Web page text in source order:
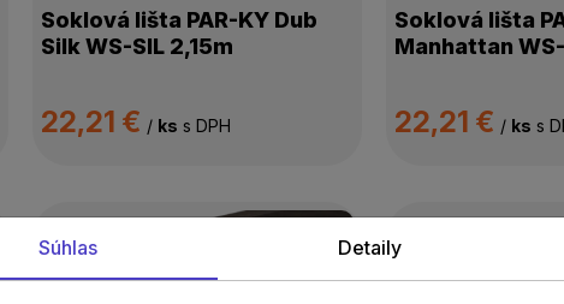
Soklová lišta PAR-KY Dub
Silk WS-SIL 2,15m
22,21 € / ks s DPH
Soklová lišta
Manhattan
22,21 € / ks s
Do 14 dní
Súhlas Detaily